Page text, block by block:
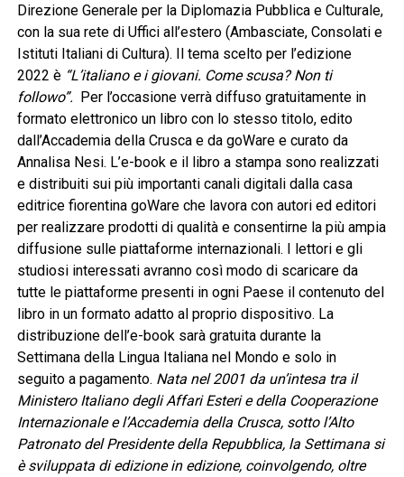
Direzione Generale per la Diplomazia Pubblica e Culturale,
con la sua rete di Uffici all’estero (Ambasciate, Consolati e
Istituti Italiani di Cultura). Il tema scelto per l’edizione
2022 è “L’italiano e i giovani. Come scusa? Non ti
followo”. Per l’occasione verrà diffuso gratuitamente in
formato elettronico un libro con lo stesso titolo, edito
dall’Accademia della Crusca e da goWare e curato da
Annalisa Nesi. L’e-book e il libro a stampa sono realizzati
e distribuiti sui più importanti canali digitali dalla casa
editrice fiorentina goWare che lavora con autori ed editori
per realizzare prodotti di qualità e consentirne la più ampia
diffusione sulle piattaforme internazionali. I lettori e gli
studiosi interessati avranno così modo di scaricare da
tutte le piattaforme presenti in ogni Paese il contenuto del
libro in un formato adatto al proprio dispositivo. La
distribuzione dell’e-book sarà gratuita durante la
Settimana della Lingua Italiana nel Mondo e solo in
seguito a pagamento. Nata nel 2001 da un’intesa tra il
Ministero Italiano degli Affari Esteri e della Cooperazione
Internazionale e l’Accademia della Crusca, sotto l’Alto
Patronato del Presidente della Repubblica, la Settimana si
è sviluppata di edizione in edizione, coinvolgendo, oltre